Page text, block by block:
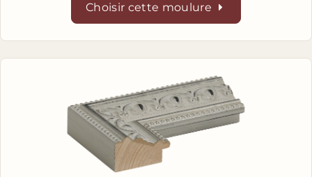
Choisir cette moulure